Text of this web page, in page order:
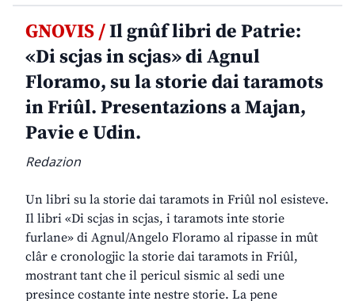
GNOVIS /Il gnûf libri de Patrie:
«Di scjas in scjas» di Agnul
Floramo, su la storie dai taramots
in Friûl. Presentazions a Majan,
Pavie e Udin.
Redazion
Un libri su la storie dai taramots in Friûl nol esisteve.
Il libri «Di scjas in scjas, i taramots inte storie
furlane» di Agnul/Angelo Floramo al ripasse in mût
clâr e cronologjic la storie dai taramots in Friûl,
mostrant tant che il pericul sismic al sedi une
presince costante inte nestre storie. La pene